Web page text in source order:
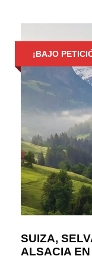
¡BAJO
SUIZA,
ALSACIA